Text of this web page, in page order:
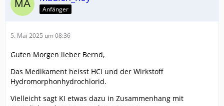
Anfänger
5. Mai 2025 um 08:36
Guten Morgen lieber Bernd,
Das Medikament heisst HCI und der Wirkstoff
Hydromorphonhydrochlorid.
Vielleicht sagt KI etwas dazu in Zusammenhang mit